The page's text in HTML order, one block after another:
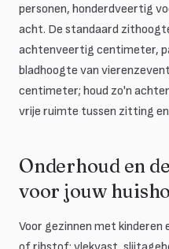
personen, honderdveertig
acht. De standaard
achtenveertig centimeter,
bladhoogte van
centimeter; houd zo'n
vrije ruimte tussen zitting
Onderhoud en
voor jouw
Voor gezinnen met kinderen